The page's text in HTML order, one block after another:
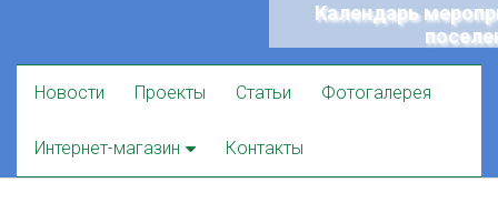
Календарь
Новости Проекты Статьи Фотогалерея
Интернет-магазин Контакты